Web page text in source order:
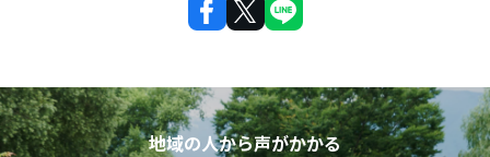
地域の人から声がかかる